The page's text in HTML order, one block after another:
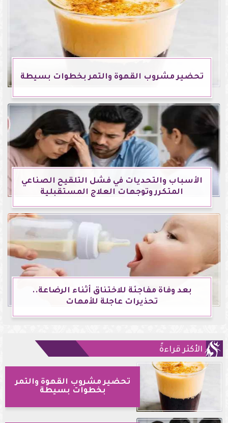
تحضير مشروب القهوة والتمر بخطوات بسيطة
الأسباب والتحديات في فشل التلقيح الصناعي
المتكرر وتوجهات العلاج المستقبلية
بعد وفاة مفاجئة للاختناق أثناء الرضاعة..
تحذيرات عاجلة للأمهات
الأكثر قراءةً
تحضير مشروب القهوة والتمر
بخطوات بسيطة